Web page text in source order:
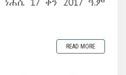
READ MORE